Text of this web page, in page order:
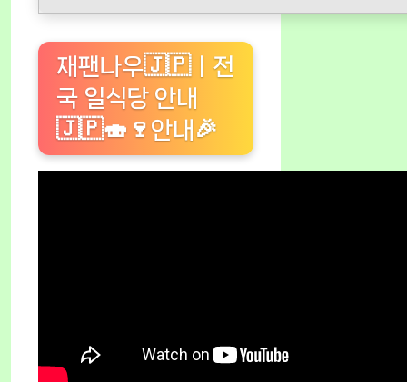
재팬나우🇯🇵ㅣ전
국 일식당 안내
🇯🇵🍣🍷안내🎉